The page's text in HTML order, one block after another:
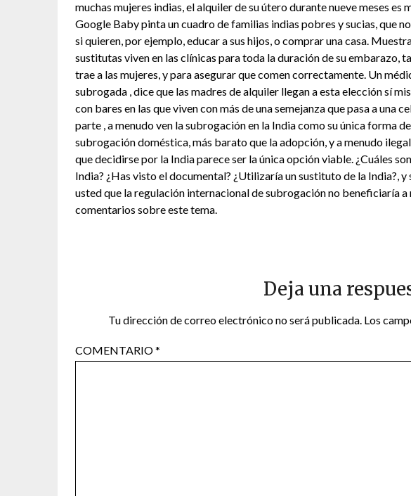
muchas mujeres indias, el alquiler de su útero durante nueve meses es
Google Baby pinta un cuadro de familias indias pobres y sucias, que
si quieren, por ejemplo, educar a sus hijos, o comprar una casa.
sustitutas viven en las clínicas para toda la duración de su embarazo,
trae a las mujeres, y para asegurar que comen correctamente. Un
subrogada , dice que las madres de alquiler llegan a esta elección sí
con bares en las que viven con más de una semejanza que pasa a una
parte , a menudo ven la subrogación en la India como su única forma
subrogación doméstica, más barato que la adopción, y a menudo
que decidirse por la India parece ser la única opción viable. ¿Cuáles
India? ¿Has visto el documental? ¿Utilizaría un sustituto de la India?, y
usted que la regulación internacional de subrogación no beneficiaría a
comentarios sobre este tema.
Deja una
Tu dirección de correo electrónico no será publicada. Los
COMENTARIO*